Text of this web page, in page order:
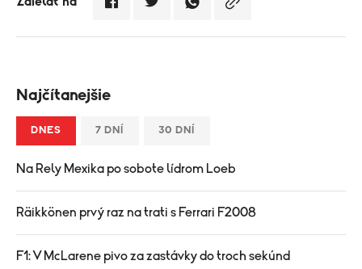
Najčítanejšie
DNES 7 DNÍ 30 DNÍ
Na Rely Mexika po sobote lídrom Loeb
Räikkönen prvý raz na trati s Ferrari F2008
F1: V McLarene pivo za zastávky do troch sekúnd